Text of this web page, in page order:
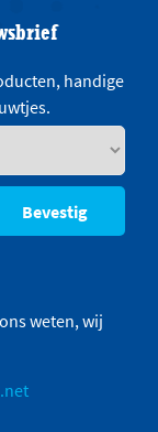
handige
Bevestig
weten, wij